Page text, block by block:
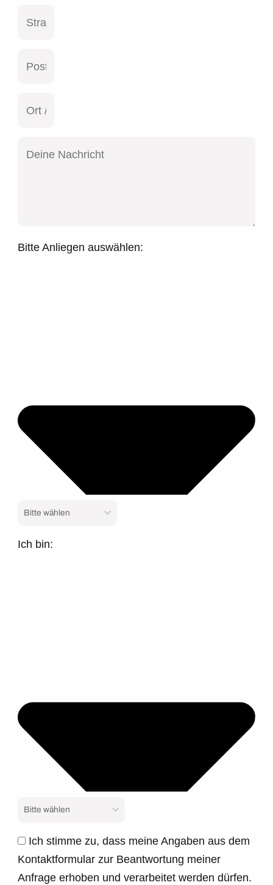
Bitte Anliegen auswählen:
Ich bin:
Ich stimme zu, dass meine Angaben aus dem
Kontaktformular zur Beantwortung meiner
Anfrage erhoben und verarbeitet werden dürfen.